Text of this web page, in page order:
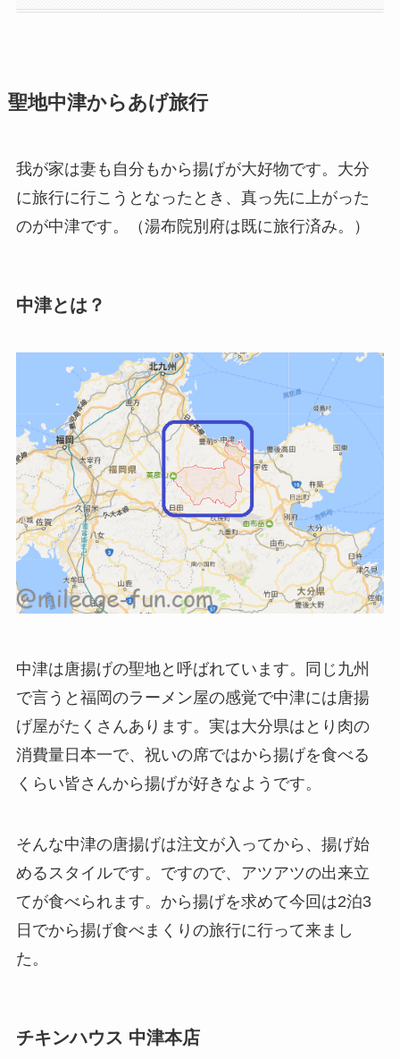
聖地中津からあげ旅行
我が家は妻も自分もから揚げが大好物です。大分
に旅行に行こうとなったとき、真っ先に上がった
のが中津です。（湯布院別府は既に旅行済み。）
中津とは？
中津は唐揚げの聖地と呼ばれています。同じ九州
で言うと福岡のラーメン屋の感覚で中津には唐揚
げ屋がたくさんあります。実は大分県はとり肉の
消費量日本一で、祝いの席ではから揚げを食べる
くらい皆さんから揚げが好きなようです。
そんな中津の唐揚げは注文が入ってから、揚げ始
めるスタイルです。ですので、アツアツの出来立
てが食べられます。から揚げを求めて今回は2泊3
日でから揚げ食べまくりの旅行に行って来まし
た。
チキンハウス 中津本店